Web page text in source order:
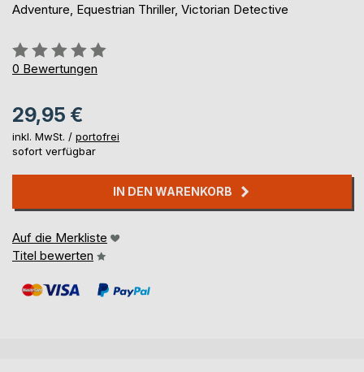
Adventure, Equestrian Thriller, Victorian Detective
Bewertung::
0%
0 Bewertungen
29,95 €
inkl. MwSt. / portofrei
sofort verfügbar
IN DEN WARENKORB
Auf die Merkliste
Titel bewerten